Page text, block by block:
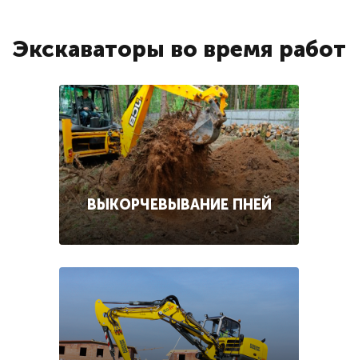
Экскаваторы во время работ
ВЫКОРЧЕВЫВАНИЕ ПНЕЙ